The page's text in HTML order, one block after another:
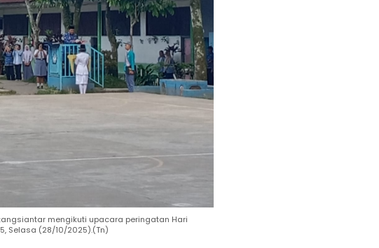
mengikuti upacara peringatan Hari
Selasa (28/10/2025).(Tn)